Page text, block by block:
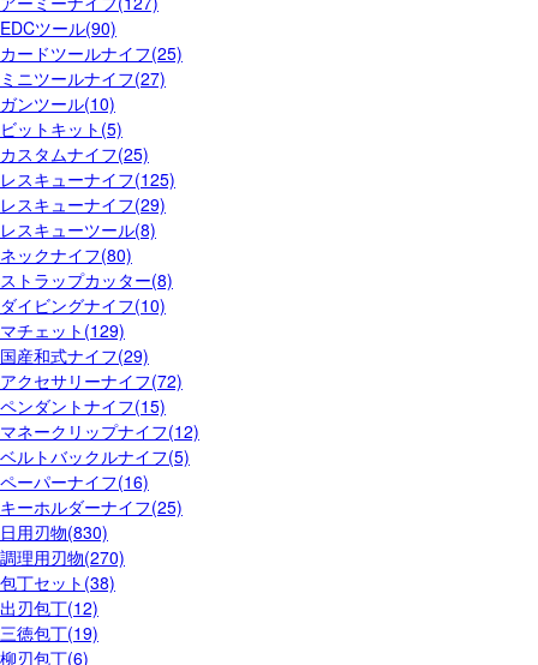
EDCツール(90)
カードツールナイフ(25)
ミニツールナイフ(27)
ガンツール(10)
ビットキット(5)
カスタムナイフ(25)
レスキューナイフ(125)
レスキューナイフ(29)
レスキューツール(8)
ネックナイフ(80)
ストラップカッター(8)
ダイビングナイフ(10)
マチェット(129)
国産和式ナイフ(29)
アクセサリーナイフ(72)
ペンダントナイフ(15)
マネークリップナイフ(12)
ベルトバックルナイフ(5)
ペーパーナイフ(16)
キーホルダーナイフ(25)
日用刃物(830)
調理用刃物(270)
包丁セット(38)
出刃包丁(12)
三徳包丁(19)
柳刃包丁(6)